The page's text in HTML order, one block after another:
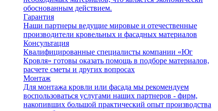
обоснованным действием.
Гарантия
Наши партнеры ведущие мировые и отечественные
производители кровельных и фасадных материалов
Консультация
Квалифицированные специалисты компании «Юг
Кровля» готовы оказать помощь в подборе материалов,
расчете сметы и других вопросах
Монтаж
Для монтажа кровли или фасада мы рекомендуем
воспользоваться услугами наших партнеров - фирм,
накопивших большой практический опыт производства